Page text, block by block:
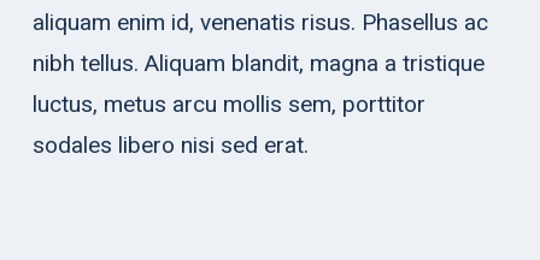
aliquam enim id, venenatis risus. Phasellus ac
nibh tellus. Aliquam blandit, magna a tristique
luctus, metus arcu mollis sem, porttitor
sodales libero nisi sed erat.